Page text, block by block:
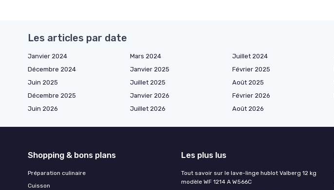
Les articles par date
Janvier 2024 Mars 2024 Juillet 2024
Décembre 2024
Janvier 2025 Février 2025
Juin 2025
Juillet 2025 Août 2025
Décembre 2025
Janvier 2026 Février 2026
Juin 2026
Juillet 2026 Août 2026
Shopping & bons plans
Préparation culinaire
Cuisson
Les plus lus
Tout savoir sur le lave-linge hublot Valberg 12 kg
modèle WF 1214 A W566C